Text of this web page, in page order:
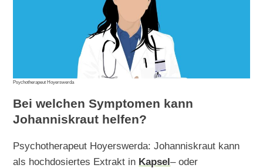
Psychotherapeut Hoyerswerda
Bei welchen Symptomen kann
Johanniskraut helfen?
Psychotherapeut Hoyerswerda: Johanniskraut kann
als hochdosiertes Extrakt in Kapsel– oder